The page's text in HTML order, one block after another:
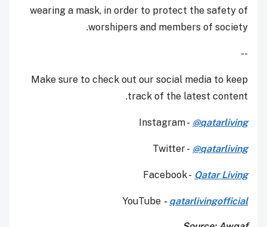
wearing a mask, in order to protect the safety of
worshipers and members of society.
--
Make sure to check out our social media to keep
track of the latest content.
Instagram - @qatarliving
Twitter - @qatarliving
Facebook - Qatar Living
YouTube - qatarlivingofficial